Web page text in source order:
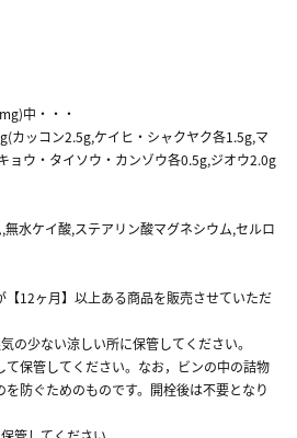
中・・・
カッコン2.5g,ケイヒ・シャクヤク各1.5g,マ
ョウ・タイソウ・カンゾウ各0.5g,ジオウ2.0g
水ケイ酸,ステアリン酸マグネシウム,セルロ
12ヶ月】以上ある商品を販売させていただ
の少ない涼しい所に保管してください。
保管してください。なお，ビンの中の詰物
防ぐためのものです。開栓後は不要となり